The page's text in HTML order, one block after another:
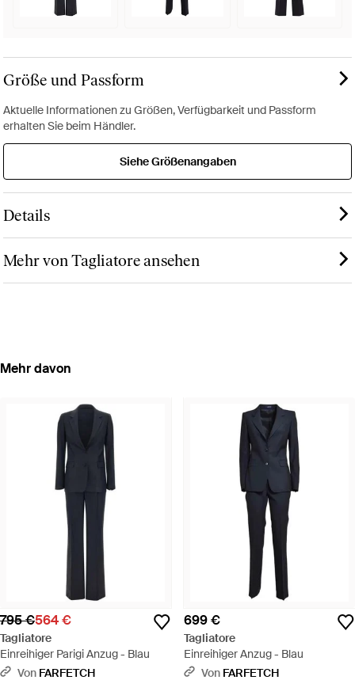
Größe und Passform
Aktuelle Informationen zu Größen, Verfügbarkeit und Passform
erhalten Sie beim Händler.
Siehe Größenangaben
Details
Mehr von Tagliatore ansehen
Mehr davon
795 €564 €
Tagliatore
Einreihiger Parigi Anzug - Blau
Von FARFETCH
699 €
Tagliatore
Einreihiger Anzug - Blau
Von FARFETCH